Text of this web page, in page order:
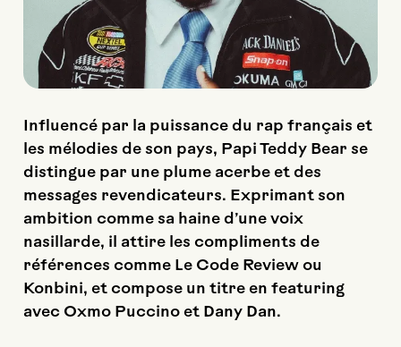
Influencé par la puissance du rap français et
les mélodies de son pays, Papi Teddy Bear se
distingue par une plume acerbe et des
messages revendicateurs. Exprimant son
ambition comme sa haine d’une voix
nasillarde, il attire les compliments de
références comme Le Code Review ou
Konbini, et compose un titre en featuring
avec Oxmo Puccino et Dany Dan.